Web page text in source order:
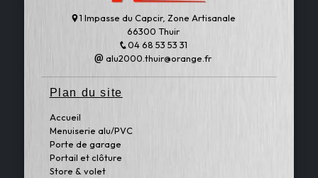
1 Impasse du Capcir, Zone Artisanale
66300 Thuir
04 68 53 53 31
alu2000.thuir@orange.fr
Plan du site
Accueil
Menuiserie alu/PVC
Porte de garage
Portail et clôture
Store & volet